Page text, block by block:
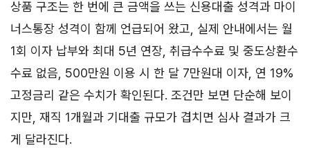
상품 구조는 한 번에 큰 금액을 쓰는 신용대출 성격과 마이
너스통장 성격이 함께 언급되어 왔고, 실제 안내에서는 월
1회 이자 납부와 최대 5년 연장, 취급수수료 및 중도상환수
수료 없음, 500만원 이용 시 한 달 7만원대 이자, 연 19%
고정금리 같은 수치가 확인된다. 조건만 보면 단순해 보이
지만, 재직 1개월과 기대출 규모가 겹치면 심사 결과가 크
게 달라진다.